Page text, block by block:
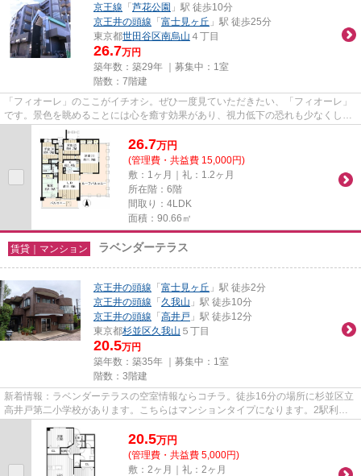
京王線 「芦花公園 」駅 徒歩10分
京王井の頭線 「富士見ヶ丘 」駅 徒歩25分
東京都世田谷区南烏山 ４丁目
26.7万円
築年数：築29年 ｜募集中： 1室
階数：7階建
「フィオーレ」のここがイチオシ。ぜひ一度見ていただきたい、「フィオーレ」
です。景色を眺めることには心を癒す効果があり、視力低下の恐れも少なくして
くれます。造りとデザインに...
26.7万円
(管理費・共益費 15,000円)
敷：1ヶ月｜礼：1.2ヶ月
所在階：6階
間取り：4LDK
面積：90.66㎡
賃貸｜マンション ラベンダーテラス
京王井の頭線 「富士見ヶ丘 」駅 徒歩2分
京王井の頭線 「久我山 」駅 徒歩10分
京王井の頭線 「高井戸 」駅 徒歩12分
東京都杉並区久我山 ５丁目
20.5万円
築年数：築35年 ｜募集中： 1室
階数：3階建
新着情報：ラベンダーテラスの空室情報ならコチラ。徒歩16分の場所に杉並区立
高井戸第二小学校があります。こちらはマンションタイプになります。2駅利用
できる場所にあり、アクセスが...
20.5万円
(管理費・共益費 5,000円)
敷：2ヶ月｜礼：2ヶ月